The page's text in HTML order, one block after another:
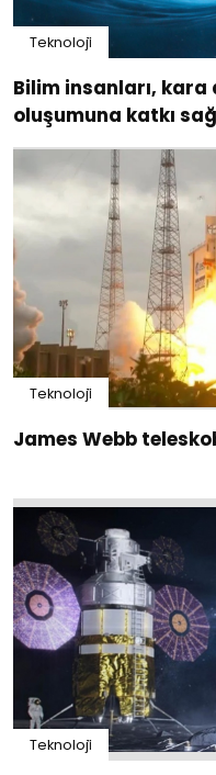
Teknoloji̇
Bilim insanları, kara
oluşumuna katkı
Teknoloji̇
James Webb
Teknoloji̇